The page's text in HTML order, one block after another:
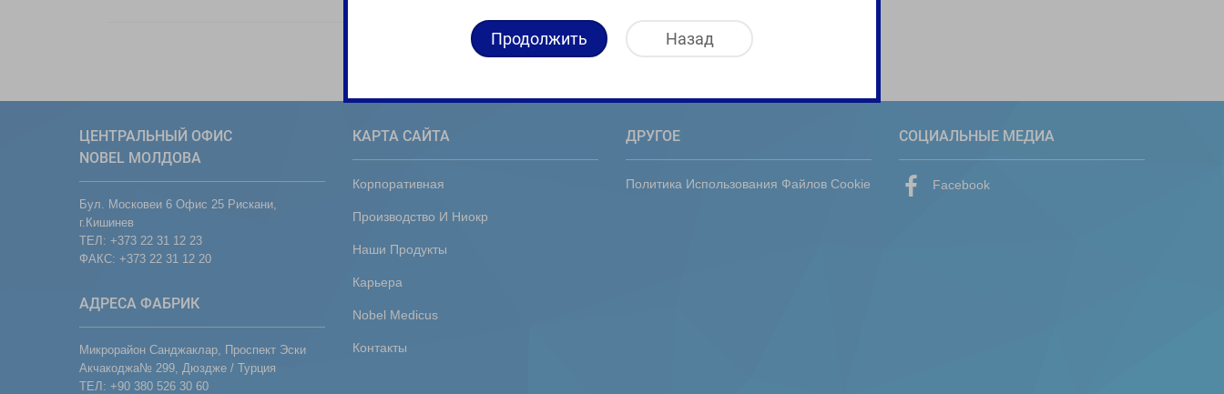
ЦЕНТРАЛЬНЫЙ ОФИС
NOBEL МОЛДОВА
Бул. Московеи 6 Офис 25 Рискани,
г.Кишинев
ТЕЛ: +373 22 31 12 23
ФАКС: +373 22 31 12 20
АДРЕСА ФАБРИК
Микрорайон Санджаклар, Проспект Эски
Акчакоджа№ 299, Дюздже / Турция
ТЕЛ: +90 380 526 30 60
КАРТА САЙТА
Корпоративная
Производство И Ниокр
Наши Продукты
Карьера
Nobel Medicus
Контакты
ДРУГОЕ
Политика Использования Файлов Cookie
СОЦИАЛЬНЫЕ МЕДИА
Facebook
Продолжить Назад